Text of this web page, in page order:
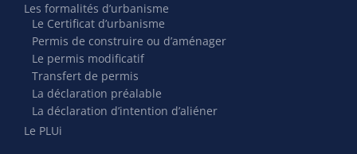
Les formalités d’urbanisme
Le Certificat d’urbanisme
Permis de construire ou d’aménager
Le permis modificatif
Transfert de permis
La déclaration préalable
La déclaration d’intention d’aliéner
Le PLUi